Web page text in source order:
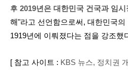
후 2019년은 대한민국 건국과 임
해"라고 선언함으로써, 대한민국의
1919년에 이뤄졌다는 점을 강조했
[ 참고 사이트 : KBS 뉴스, 정치권